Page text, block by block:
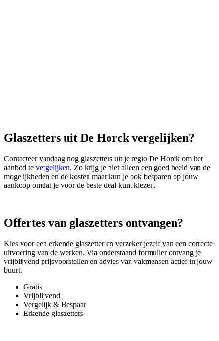
Glaszetters uit De Horck vergelijken?
Contacteer vandaag nog glaszetters uit je regio De Horck om het
aanbod te vergelijken. Zo krijg je niet alleen een goed beeld van de
mogelijkheden en de kosten maar kun je ook besparen op jouw
aankoop omdat je voor de beste deal kunt kiezen.
Offertes van glaszetters ontvangen?
Kies voor een erkende glaszetter en verzeker jezelf van een correcte
uitvoering van de werken. Via onderstaand formulier ontvang je
vrijblijvend prijsvoorstellen en advies van vakmensen actief in jouw
buurt.
Gratis
Vrijblijvend
Vergelijk & Bespaar
Erkende glaszetters